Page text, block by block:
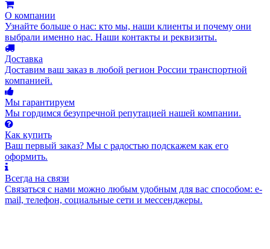
О компании
Узнайте больше о нас: кто мы, наши клиенты и почему они
выбрали именно нас. Наши контакты и реквизиты.
Доставка
Доставим ваш заказ в любой регион России транспортной
компанией.
Мы гарантируем
Мы гордимся безупречной репутацией нашей компании.
Как купить
Ваш первый заказ? Мы с радостью подскажем как его
оформить.
Всегда на связи
Связаться с нами можно любым удобным для вас способом: e-
mail, телефон, социальные сети и мессенджеры.